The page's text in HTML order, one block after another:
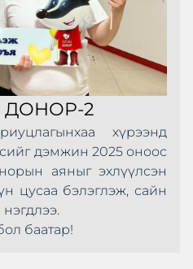
2
хүрээнд
дэмжин 2025 оноос
аяныг эхлүүлсэн
цусаа бэлэглэж, сайн
баатар!